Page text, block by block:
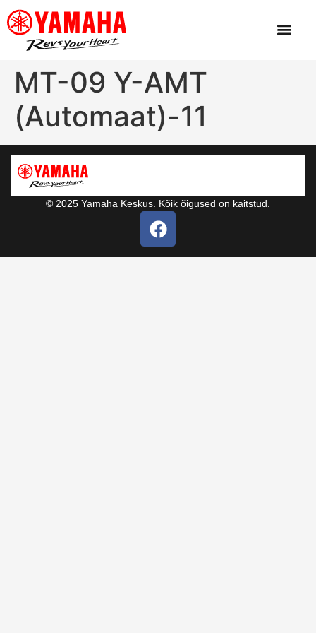
MT-09 Y-AMT
(Automaat)-11
© 2025 Yamaha Keskus. Kõik õigused on kaitstud.